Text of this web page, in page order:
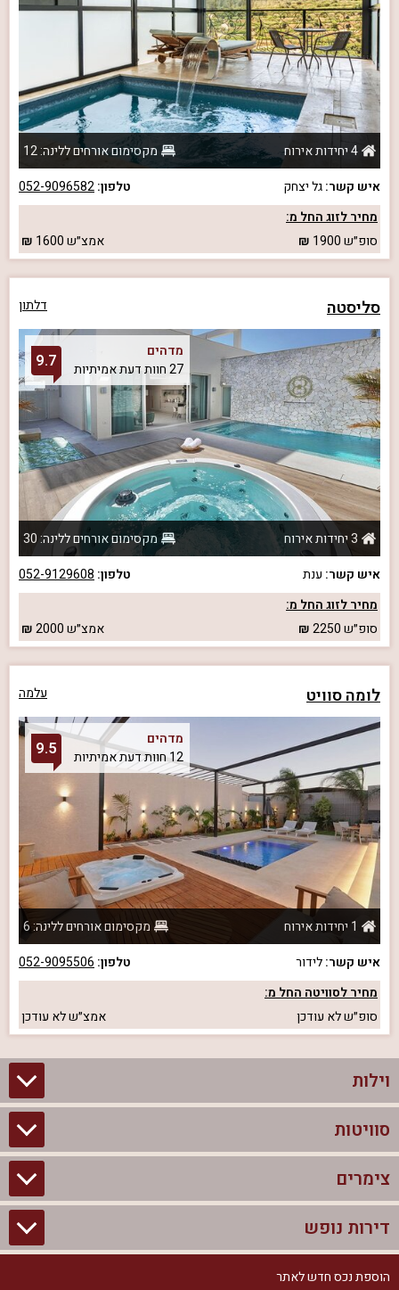
4 יחידות אירוח
מקסימום אורחים ללינה: 12
איש קשר:גל יצחק טלפון:052-9096582
מחיר לזוג החל מ:
סופ״ש1900 אמצ״ש1600
סליסטה דלתון
מדהים
27 חוות דעת אמיתיות
9.7
3 יחידות אירוח
מקסימום אורחים ללינה: 30
איש קשר: ענת טלפון: 052-9129608
מחיר לזוג החל מ:
סופ״ש2250 אמצ״ש2000
לומה סוויט עלמה
מדהים
12 חוות דעת אמיתיות
9.5
1 יחידות אירוח
מקסימום אורחים ללינה: 6
איש קשר:לידור טלפון: 052-9095506
מחיר לסוויטה החל מ:
סופ״שלא עודכן אמצ״שלא עודכן
וילות
וילות בצפון
וילות להשכרה
וילות למסיבת רווקים
סוויטות
סוויטות בצפון
צימרים לזוגות עם בריכה פרטית
צימרים
צימרים בצפון
צימרים לזוגות
דירות נופש
דירות נופש בצפון
הוספת נכס חדש לאתר